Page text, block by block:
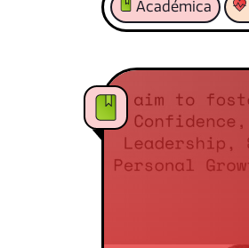
Académica